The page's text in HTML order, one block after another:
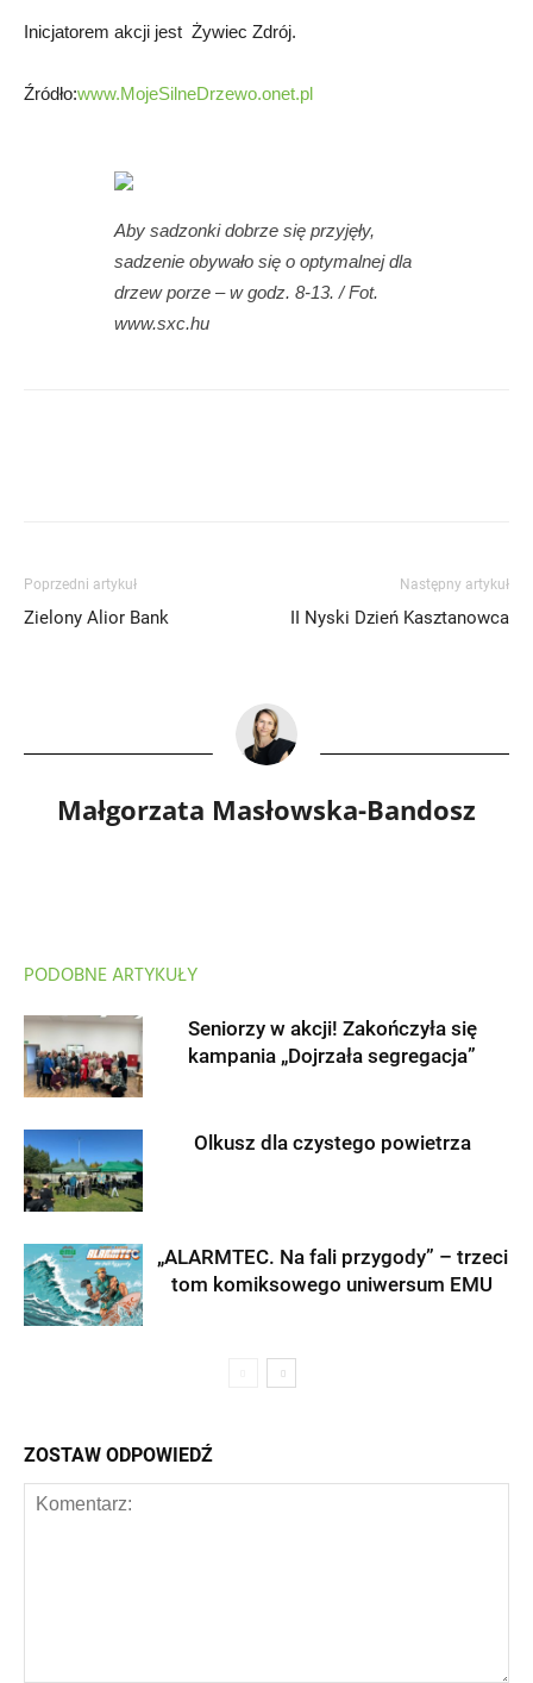
Inicjatorem akcji jest Żywiec Zdrój.
Źródło:www.MojeSilneDrzewo.onet.pl
Aby sadzonki dobrze się przyjęły,
sadzenie obywało się o optymalnej dla
drzew porze – w godz. 8-13. / Fot.
www.sxc.hu
Poprzedni artykuł
Zielony Alior Bank
Następny artykuł
II Nyski Dzień Kasztanowca
Małgorzata Masłowska-Bandosz
PODOBNE ARTYKUŁY
Seniorzy w akcji! Zakończyła się
kampania „Dojrzała segregacja”
Olkusz dla czystego powietrza
„ALARMTEC. Na fali przygody” – trzeci
tom komiksowego uniwersum EMU
ZOSTAW ODPOWIEDŹ